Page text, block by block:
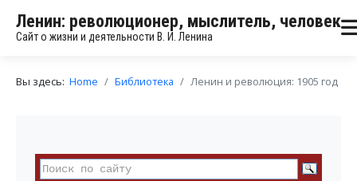
Ленин: революционер, мыслитель, человек
Сайт о жизни и деятельности В. И. Ленина
Вы здесь: Home Библиотека Ленин и революция: 1905 год